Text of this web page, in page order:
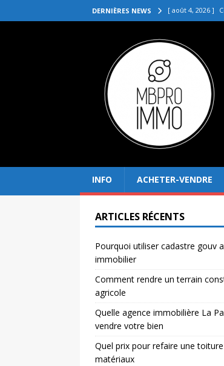
DERNIÈRES NEWS [ août 4, 2026 ]
VENDRE
[ juillet 27, 2026 ]
[ juillet 23, 2026 ]
[ août 8, 2026 ]
INFO ACHETER-VENDRE
ARTICLES RÉCENTS
Pourquoi utiliser cadastre gouv
immobilier
Comment rendre un terrain
agricole
Quelle agence immobilière La
vendre votre bien
Quel prix pour refaire une
matériaux